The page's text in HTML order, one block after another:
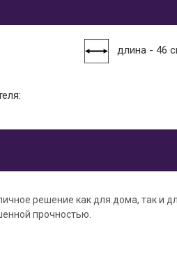
длина - 46
решение как для дома, так и
прочностью.